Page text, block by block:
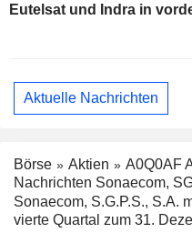
Eutelsat und Indra in
Aktuelle Nachrichten
Börse Aktien
A0Q0AF
Nachrichten Sonaecom,
Sonaecom, S.G.P.S., S.A.
vierte Quartal zum 31.